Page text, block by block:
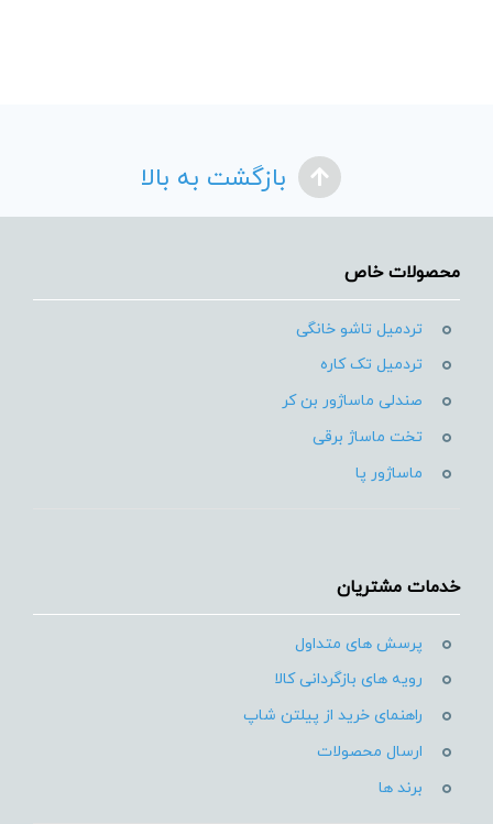
بازگشت به بالا
محصولات خاص
تردمیل تاشو خانگی
تردمیل تک کاره
صندلی ماساژور بن کر
تخت ماساژ برقی
ماساژور پا
خدمات مشتریان
پرسش های متداول
رویه های بازگردانی کالا
راهنمای خرید از پیلتن شاپ
ارسال محصولات
برند ها